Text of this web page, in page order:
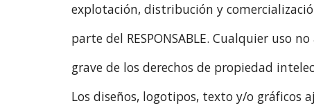
explotación, distribución y
parte del RESPONSABLE. Cualquier uso
grave de los derechos de propiedad
Los diseños, logotipos, texto y/o gráficos